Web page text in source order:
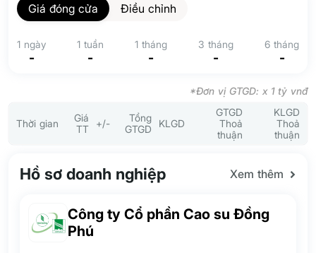
Giá đóng cửa Điều chỉnh
1 ngày
-
1 tuần
-
1 tháng
-
3 tháng
-
6 tháng
-
*Đơn vị GTGD: x 1 tỷ vnđ
Thời gian
Giá
TT
+/-
Tổng
GTGD
KLGD
GTGD
Thoả
thuận
KLGD
Thoả
thuận
Hồ sơ doanh nghiệp Xem thêm
Công ty Cổ phần Cao su Đồng
Phú